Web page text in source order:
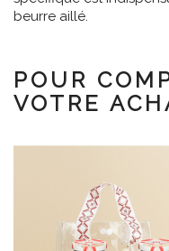
beurre aillé.
POUR
VOTRE